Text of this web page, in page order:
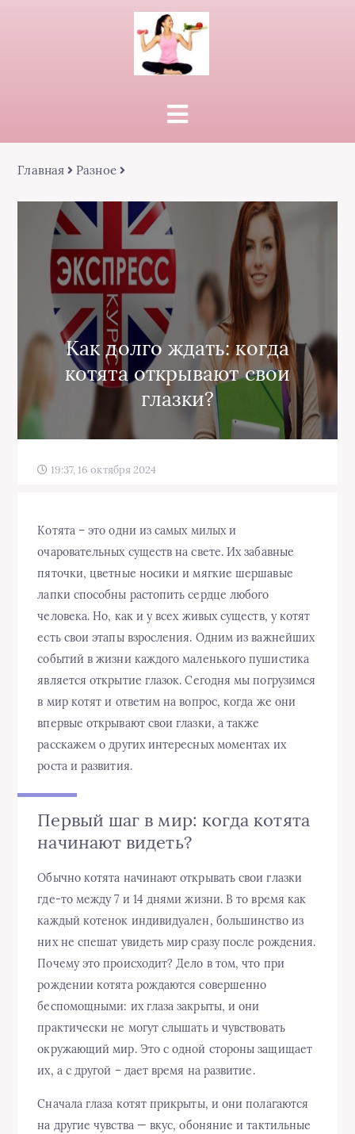
Главная Разное
Как долго ждать: когда
котята открывают свои
глазки?
19:37, 16 октября 2024
Котята – это одни из самых милых и
очаровательных существ на свете. Их забавные
пяточки, цветные носики и мягкие шершавые
лапки способны растопить сердце любого
человека. Но, как и у всех живых существ, у котят
есть свои этапы взросления. Одним из важнейших
событий в жизни каждого маленького пушистика
является открытие глазок. Сегодня мы погрузимся
в мир котят и ответим на вопрос, когда же они
впервые открывают свои глазки, а также
расскажем о других интересных моментах их
роста и развития.
Первый шаг в мир: когда котята
начинают видеть?
Обычно котята начинают открывать свои глазки
где-то между 7 и 14 днями жизни. В то время как
каждый котенок индивидуален, большинство из
них не спешат увидеть мир сразу после рождения.
Почему это происходит? Дело в том, что при
рождении котята рождаются совершенно
беспомощными: их глаза закрыты, и они
практически не могут слышать и чувствовать
окружающий мир. Это с одной стороны защищает
их, а с другой – дает время на развитие.
Сначала глаза котят прикрыты, и они полагаются
на другие чувства — вкус, обоняние и тактильные